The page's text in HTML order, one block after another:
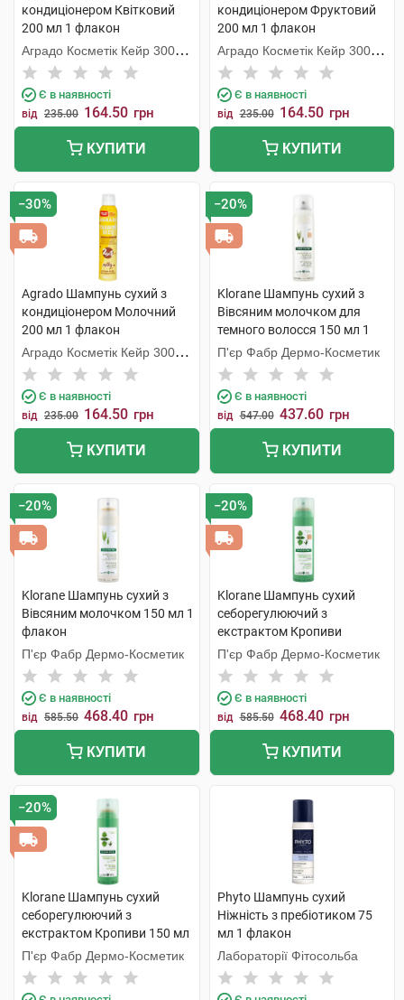
кондиціонером Квітковий
200 мл 1 флакон
Аградо Косметік Кейр 3000
С.Л.У.
Є в наявності
від 235.00 164.50 грн
КУПИТИ
кондиціонером Фруктовий
200 мл 1 флакон
Аградо Косметік Кейр 3000
С.Л.У.
Є в наявності
від 235.00 164.50 грн
КУПИТИ
−30%
Agrado Шампунь cухий з
кондиціонером Молочний
200 мл 1 флакон
Аградо Косметік Кейр 3000
С.Л.У.
Є в наявності
від 235.00 164.50 грн
КУПИТИ
−20%
Klorane Шампунь сухий з
Вівсяним молочком для
темного волосся 150 мл 1
флакон
П'єр Фабр Дермо-Косметик
Є в наявності
від 547.00 437.60 грн
КУПИТИ
−20%
Klorane Шампунь сухий з
Вівсяним молочком 150 мл 1
флакон
П'єр Фабр Дермо-Косметик
Є в наявності
від 585.50 468.40 грн
КУПИТИ
−20%
Klorane Шампунь сухий
себорегулюючий з
екстрактом Кропиви
темного волосся 150 мл 1
флакон
П'єр Фабр Дермо-Косметик
Є в наявності
від 585.50 468.40 грн
КУПИТИ
−20%
Klorane Шампунь сухий
себорегулюючий з
екстрактом Кропиви 150 мл
1 флакон
П'єр Фабр Дермо-Косметик
Phyto Шампунь сухий
Ніжність з пребіотиком 75
мл 1 флакон
Лабораторії Фітосольба